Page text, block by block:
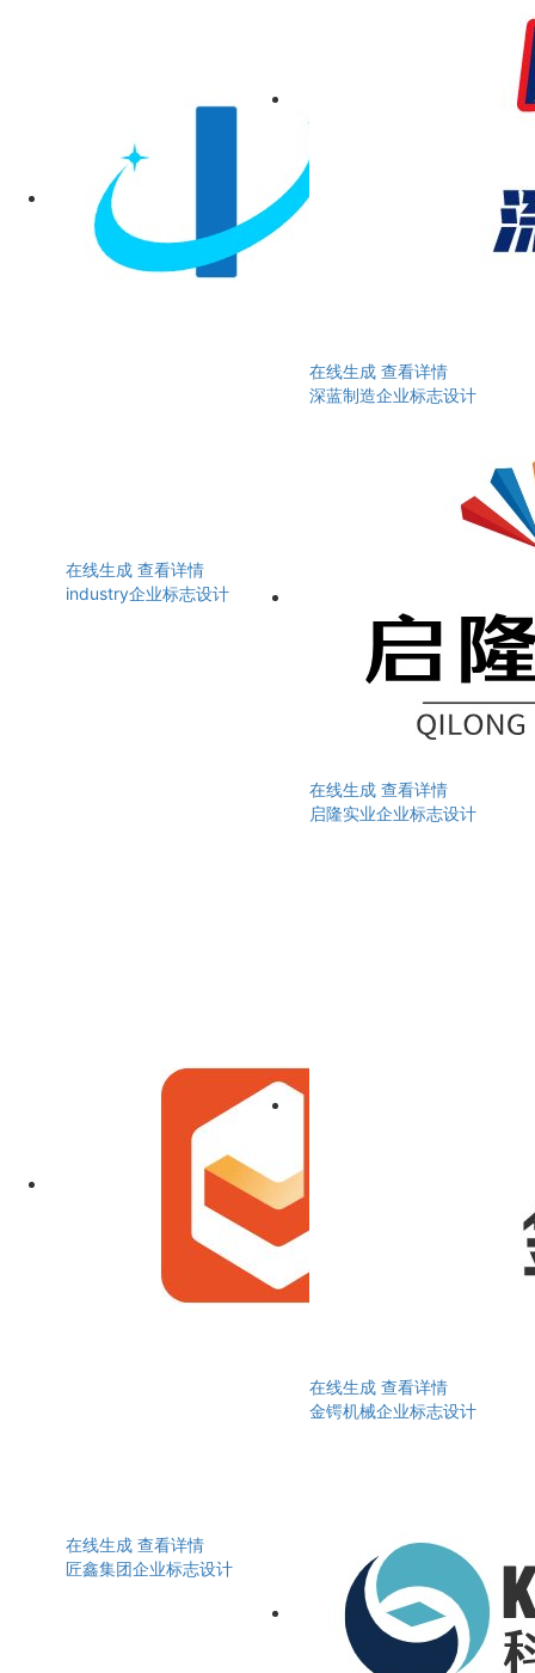
在线生成 查看详情
industry企业标志设计
在线生成 查看详情
深蓝制造企业标志设计
在线生成 查看详情
启隆实业企业标志设计
在线生成 查看详情
匠鑫集团企业标志设计
在线生成 查看详情
金锷机械企业标志设计